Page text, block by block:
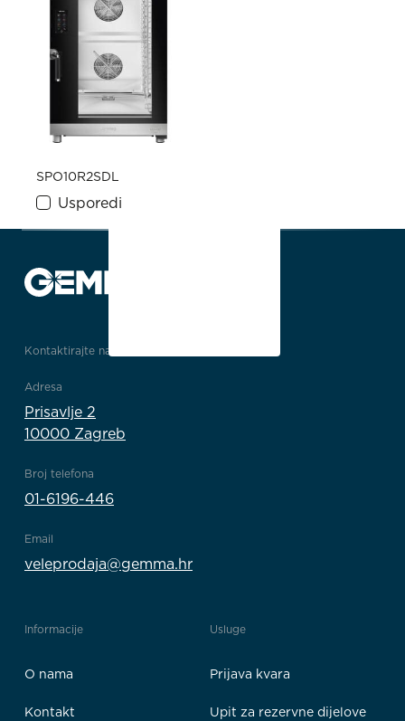
SPO10R2SDL
Usporedi
Kontaktirajte nas
Adresa
Prisavlje 2
10000 Zagreb
Broj telefona
01-6196-446
Email
veleprodaja@gemma.hr
Informacije
O nama
Kontakt
Usluge
Prijava kvara
Upit za rezervne dijelove